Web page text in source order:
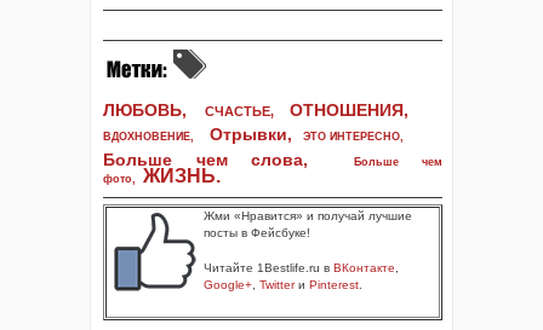
ЛЮБОВЬ, СЧАСТЬЕ, ОТНОШЕНИЯ,
ВДОХНОВЕНИЕ, Отрывки, ЭТО ИНТЕРЕСНО,
Больше чем слова,
Больше чем
фото, ЖИЗНЬ.
Жми «Нравится» и получай лучшие
посты в Фейсбуке!
Читайте 1Bestlife.ru в ВКонтакте
Google+ Twitterи Pinterest